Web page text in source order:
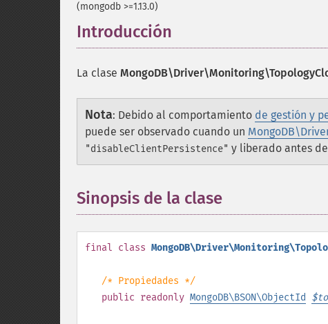
(mongodb >=1.13.0)
Introducción
La clase
Nota: Debido al comportamiento de gestión y
puede ser observado cuando un
"disableClientPersistence" y liberado antes
Sinopsis de la clase
final class
/* Propiedades */
public readonly MongoDB\BSON\ObjectId $